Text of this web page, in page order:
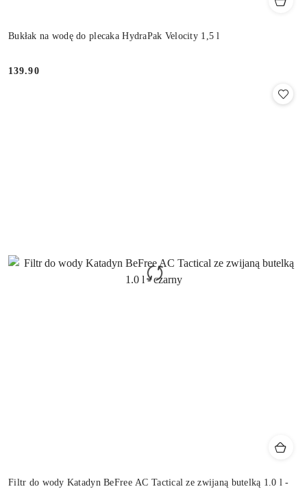
Bukłak na wodę do plecaka HydraPak Velocity 1,5 l
Cena:
139.90
Filtr do wody Katadyn BeFree AC Tactical ze zwijaną butelką 1.0 l -